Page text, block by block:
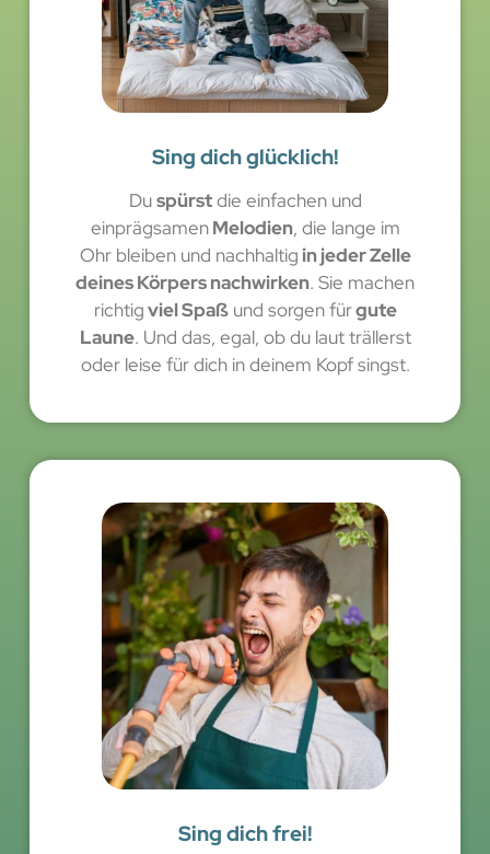
Sing dich glücklich!
Duspürstdie einfachen und
einprägsamenMelodien, die lange im
Ohr bleiben und nachhaltig in jeder Zelle
deines Körpers nachwirken. Sie machen
richtigviel Spaßund sorgen fürgute
Laune. Und das, egal, ob du laut trällerst
oder leise für dich in deinem Kopf singst.
Sing dich frei!